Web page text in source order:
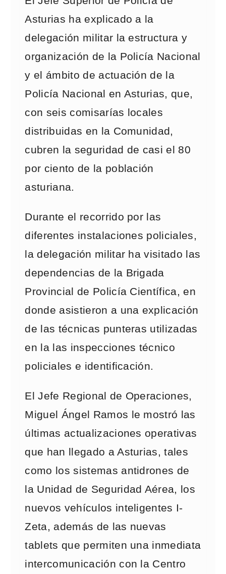
Asturias ha explicado a la
delegación militar la estructura y
organización de la Policía Nacional
y el ámbito de actuación de la
Policía Nacional en Asturias, que,
con seis comisarías locales
distribuidas en la Comunidad,
cubren la seguridad de casi el 80
por ciento de la población
asturiana.
Durante el recorrido por las
diferentes instalaciones policiales,
la delegación militar ha visitado las
dependencias de la Brigada
Provincial de Policía Científica, en
donde asistieron a una explicación
de las técnicas punteras utilizadas
en la las inspecciones técnico
policiales e identificación.
El Jefe Regional de Operaciones,
Miguel Ángel Ramos le mostró las
últimas actualizaciones operativas
que han llegado a Asturias, tales
como los sistemas antidrones de
la Unidad de Seguridad Aérea, los
nuevos vehículos inteligentes I-
Zeta, además de las nuevas
tablets que permiten una inmediata
intercomunicación con la Centro